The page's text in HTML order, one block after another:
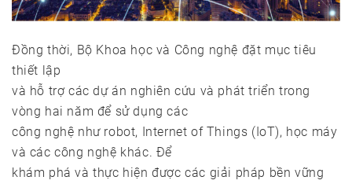
Đồng thời, Bộ Khoa học và Công nghệ đặt mục tiêu
thiết lập
và hỗ trợ các dự án nghiên cứu và phát triển trong
vòng hai năm để sử dụng các
công nghệ như robot, Internet of Things (IoT), học máy
và các công nghệ khác. Để
khám phá và thực hiện được các giải pháp bền vững